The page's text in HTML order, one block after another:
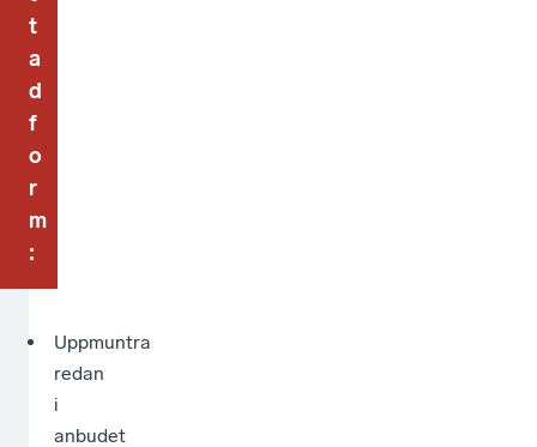
t
a
d
f
o
r
m
:
Uppmuntra
redan
i
anbudet